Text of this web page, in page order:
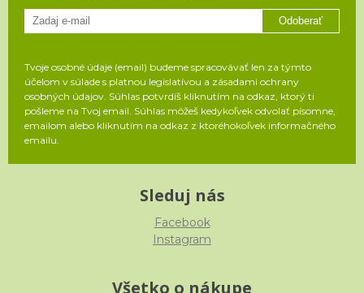
Odoberať
Tvoje osobné údaje (email) budeme spracovávať len za týmto
účelom v súlade s platnou legislatívou a zásadami ochrany
osobných údajov. Súhlas potvrdíš kliknutím na odkaz, ktorý ti
pošleme na Tvoj email. Súhlas môžeš kedykoľvek odvolať písomne,
emailom alebo kliknutím na odkaz z ktoréhokoľvek informačného
emailu.
Sleduj nás
Facebook
Instagram
Všetko o nákupe